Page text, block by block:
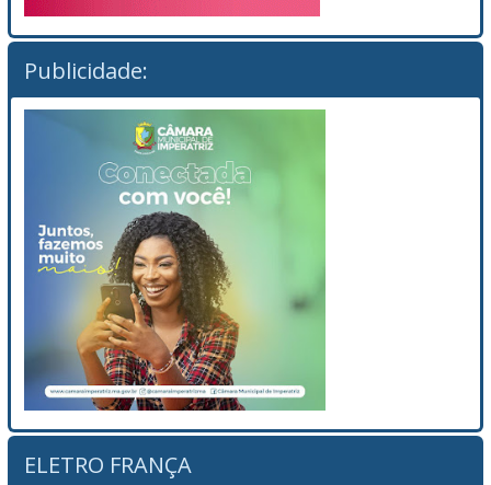
Publicidade:
ELETRO FRANÇA